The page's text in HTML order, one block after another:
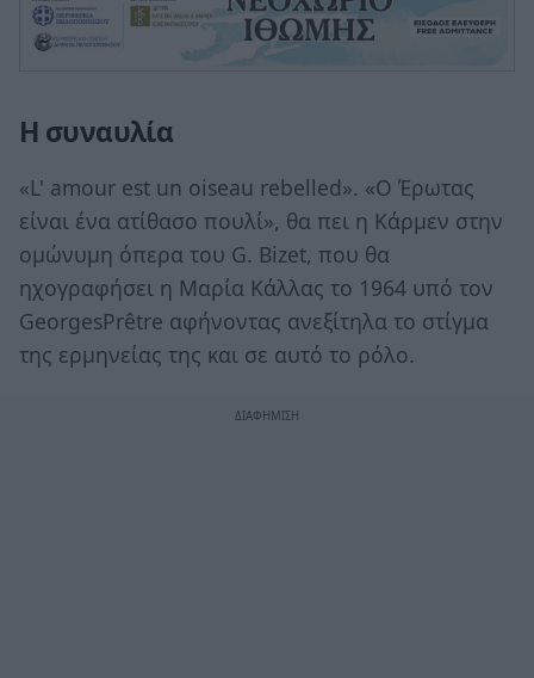
Η συναυλία
«L' amour est un oiseau rebelled». «Ο Έρωτας
είναι ένα ατίθασο πουλί», θα πει η Κάρμεν στην
ομώνυμη όπερα του G. Bizet, που θα
ηχογραφήσει η Μαρία Κάλλας το 1964 υπό τον
GeorgesPrêtre αφήνοντας ανεξίτηλα το στίγμα
της ερμηνείας της και σε αυτό το ρόλο.